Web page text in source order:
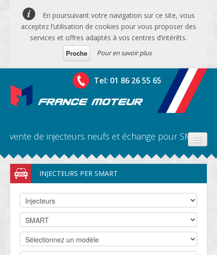
En poursuivant votre navigation sur ce site, vous
acceptez l’utilisation de cookies pour vous proposer des
services et offres adaptés à vos centres d’intérêts.
Proche
Pour en savoir plus
Tel: 01 86 26 55 65
vente de injecteurs neufs et échange pour SMART
PRODUITS
DEVIS BV
CONTACT
SOCIETÉ
INJECTEURS PER SMART